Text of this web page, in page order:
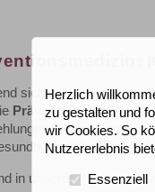
sich die moderne
Präventionsmedizin
für einen
in unserer Praxis
Herzlich
zu gestalten und
wir Cookies. So
Nutzererlebnis
Essenziell